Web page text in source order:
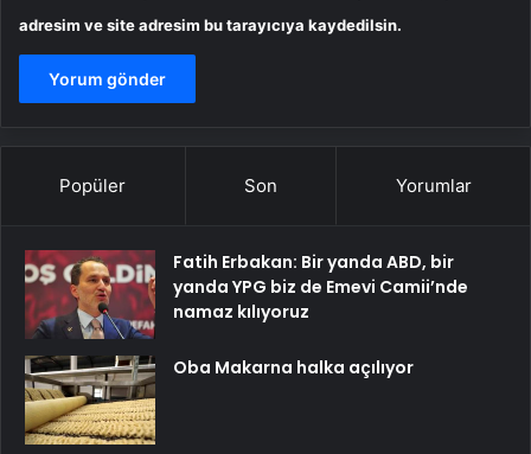
adresim ve site adresim bu tarayıcıya kaydedilsin.
Popüler Son Yorumlar
Fatih Erbakan: Bir yanda ABD, bir
yanda YPG biz de Emevi Camii’nde
namaz kılıyoruz
Oba Makarna halka açılıyor